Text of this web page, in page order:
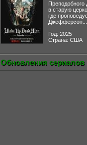
Преподобного
в старую
где
Джефферсон...
Год: 2025
Страна: США
Обновления сериалов